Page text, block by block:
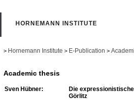
HORNEMANN INSTITUTE
> Hornemann Institute > E-Publication >
Academic thesis
Sven Hübner:
Die
Görlitz